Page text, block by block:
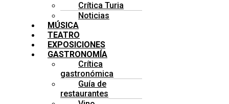
Crítica Turia
Noticias
MÚSICA
TEATRO
EXPOSICIONES
GASTRONOMÍA
Crítica
gastronómica
Guía de
restaurantes